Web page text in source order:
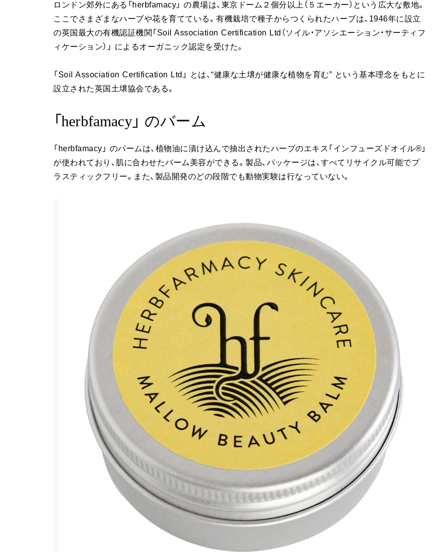
ロンドン郊外にある「herbfamacy」 の農場は、東京ドーム２個分以上（５エーカー）という広大な敷地。
ここでさまざまなハーブや花を育てている。有機栽培で種子からつくられたハーブは、1946年に設立
の英国最大の有機認証機関「Soil Association Certification Ltd（ソイル・アソシエーション・サーティフ
ィケーション）」 によるオーガニック認定を受けた。
「Soil Association Certification Ltd」 とは、“健康な土壌が健康な植物を育む” という基本理念をもとに
設立された英国土壌協会である。
「herbfamacy」 のバーム
「herbfamacy」 のバームは、植物油に漬け込んで抽出されたハーブのエキス「インフューズドオイル®」
が使われており、肌に合わせたバーム美容ができる。製品、パッケージは、すべてリサイクル可能でプ
ラスティックフリー。また、製品開発のどの段階でも動物実験は行なっていない。